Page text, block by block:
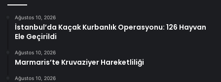
Ağustos 10, 2026
İstanbul’da Kaçak Kurbanlık Operasyonu: 126 Hayvan
Ele Geçirildi
Ağustos 10, 2026
Marmaris’te Kruvaziyer Hareketliliği
Ağustos 10, 2026